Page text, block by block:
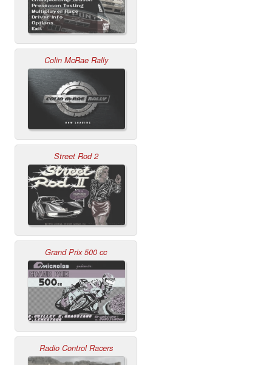
Colin McRae Rally
Street Rod 2
Grand Prix 500 cc
Radio Control Racers